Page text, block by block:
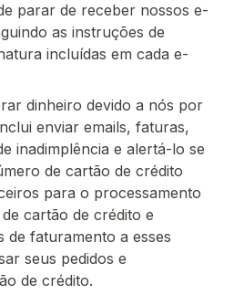
parar de receber nossos e-
as instruções de
incluídas em cada e-
dinheiro devido a nós por
enviar emails, faturas,
inadimplência e alertá-lo se
de cartão de crédito
para o processamento
cartão de crédito e
de faturamento a esses
seus pedidos e
de crédito.